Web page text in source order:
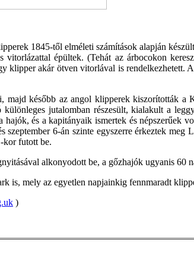
1845-től elméleti számítások alapján
vitorlázattal épültek. (Tehát az árbocokon
klipper akár ötven vitorlával is rendelkezhetett.
majd később az angol klipperek kiszorították
jutalomban részesült, kialakult a
hajók, és a kapitányaik ismertek és népszerűek
szeptember 6-án szinte egyszerre érkeztek
kor futott be.
alkonyodott be, a gőzhajók ugyanis 60
is, mely az egyetlen napjainkig fennmaradt
)